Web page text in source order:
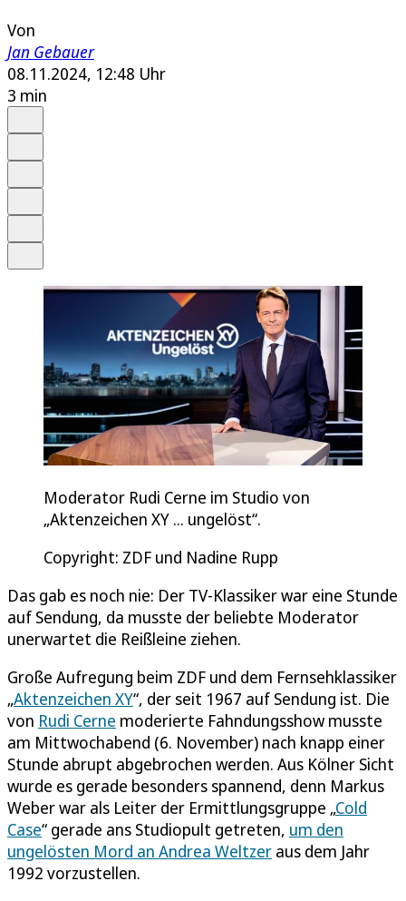
Von
Jan Gebauer
08.11.2024, 12:48 Uhr
3 min
Moderator Rudi Cerne im Studio von
„Aktenzeichen XY ... ungelöst“.
Copyright: ZDF und Nadine Rupp
Das gab es noch nie: Der TV-Klassiker war eine Stunde
auf Sendung, da musste der beliebte Moderator
unerwartet die Reißleine ziehen.
Große Aufregung beim ZDF und dem Fernsehklassiker
„Aktenzeichen XY“, der seit 1967 auf Sendung ist. Die
von Rudi Cerne moderierte Fahndungsshow musste
am Mittwochabend (6. November) nach knapp einer
Stunde abrupt abgebrochen werden. Aus Kölner Sicht
wurde es gerade besonders spannend, denn Markus
Weber war als Leiter der Ermittlungsgruppe „Cold
Case“ gerade ans Studiopult getreten, um den
ungelösten Mord an Andrea Weltzer aus dem Jahr
1992 vorzustellen.